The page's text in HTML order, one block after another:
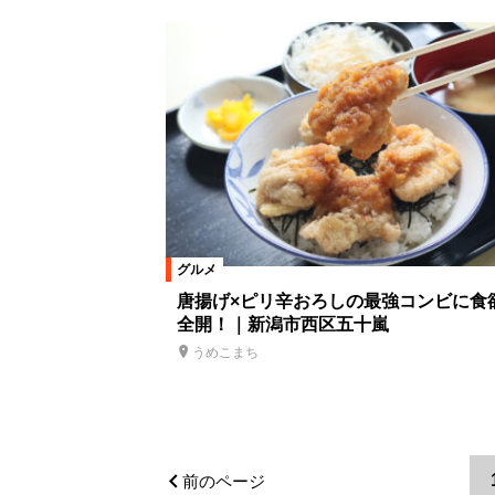
グルメ
唐揚げ×ピリ辛おろしの最強コンビに食
全開！｜新潟市西区五十嵐
うめこまち
前のページ